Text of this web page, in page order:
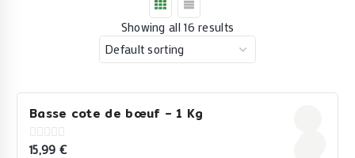
Showing all 16 results
Basse cote de bœuf – 1 Kg
0
15,99 €